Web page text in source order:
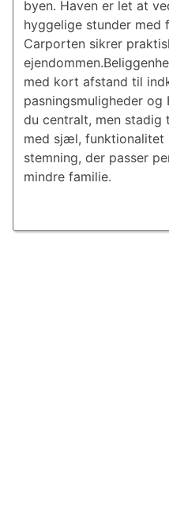
byen. Haven er let at
hyggelige stunder med
Carporten sikrer
med kort afstand til
pasningsmuligheder
du centralt, men stadig
med sjæl, funktionalitet
stemning, der passer
mindre familie.